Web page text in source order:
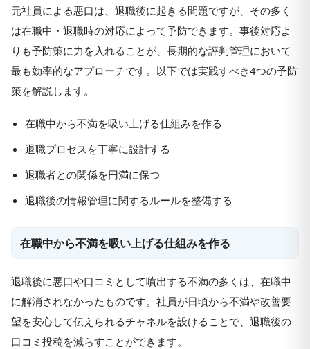
元社員による悪口は、退職後に起きる問題ですが、その多く
は在職中・退職時の対応によって予防できます。事後対応よ
りも予防策に力を入れることが、長期的な評判管理において
最も効率的なアプローチです。以下では実践すべき4つの予防
策を解説します。
在職中から不満を吸い上げる仕組みを作る
退職プロセスを丁寧に設計する
退職者との関係を円満に保つ
退職後の情報管理に関するルールを整備する
在職中から不満を吸い上げる仕組みを作る
退職後に悪口や口コミとして噴出する不満の多くは、在職中
に解消されなかったものです。社員が日頃から不満や改善要
望を安心して伝えられるチャネルを設けることで、退職後の
口コミ投稿を減らすことができます。